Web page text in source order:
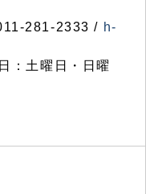
281-2333 / h-
：土曜日・日曜